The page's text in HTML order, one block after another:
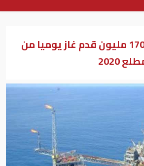
مصر تستخرج 170 مليون قدم غاز يوميا من